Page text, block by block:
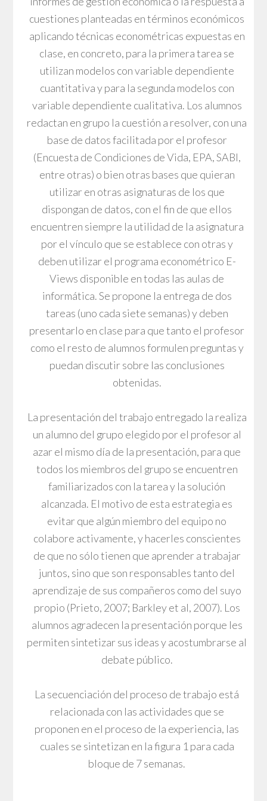
cuestiones planteadas en términos económicos
aplicando técnicas econométricas expuestas en
clase, en concreto, para la primera tarea se
utilizan modelos con variable dependiente
cuantitativa y para la segunda modelos con
variable dependiente cualitativa. Los alumnos
redactan en grupo la cuestión a resolver, con una
base de datos facilitada por el profesor
(Encuesta de Condiciones de Vida, EPA, SABI,
entre otras) o bien otras bases que quieran
utilizar en otras asignaturas de los que
dispongan de datos, con el fin de que ellos
encuentren siempre la utilidad de la asignatura
por el vínculo que se establece con otras y
deben utilizar el programa econométrico E-
Views disponible en todas las aulas de
informática. Se propone la entrega de dos
tareas (uno cada siete semanas) y deben
presentarlo en clase para que tanto el profesor
como el resto de alumnos formulen preguntas y
puedan discutir sobre las conclusiones
obtenidas.
La presentación del trabajo entregado la realiza
un alumno del grupo elegido por el profesor al
azar el mismo día de la presentación, para que
todos los miembros del grupo se encuentren
familiarizados con la tarea y la solución
alcanzada. El motivo de esta estrategia es
evitar que algún miembro del equipo no
colabore activamente, y hacerles conscientes
de que no sólo tienen que aprender a trabajar
juntos, sino que son responsables tanto del
aprendizaje de sus compañeros como del suyo
propio (Prieto, 2007; Barkley et al, 2007). Los
alumnos agradecen la presentación porque les
permiten sintetizar sus ideas y acostumbrarse al
debate público.
La secuenciación del proceso de trabajo está
relacionada con las actividades que se
proponen en el proceso de la experiencia, las
cuales se sintetizan en la figura 1 para cada
bloque de 7 semanas.